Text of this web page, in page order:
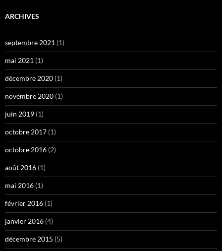
ARCHIVES
septembre 2021 (1)
mai 2021 (1)
décembre 2020 (1)
novembre 2020 (1)
juin 2019 (1)
octobre 2017 (1)
octobre 2016 (2)
août 2016 (1)
mai 2016 (1)
février 2016 (1)
janvier 2016 (4)
décembre 2015 (5)